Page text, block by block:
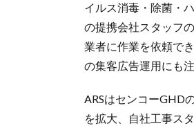
イルス消毒・除菌・
の提携会社スタッフ
業者に作業を依頼で
の集客広告運用にも
ARSはセンコーGHD
を拡大、自社工事ス